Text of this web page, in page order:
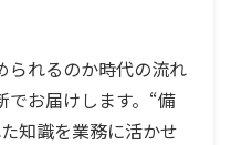
られるのか時代の流れ
でお届けします。“備
知識を業務に活かせ